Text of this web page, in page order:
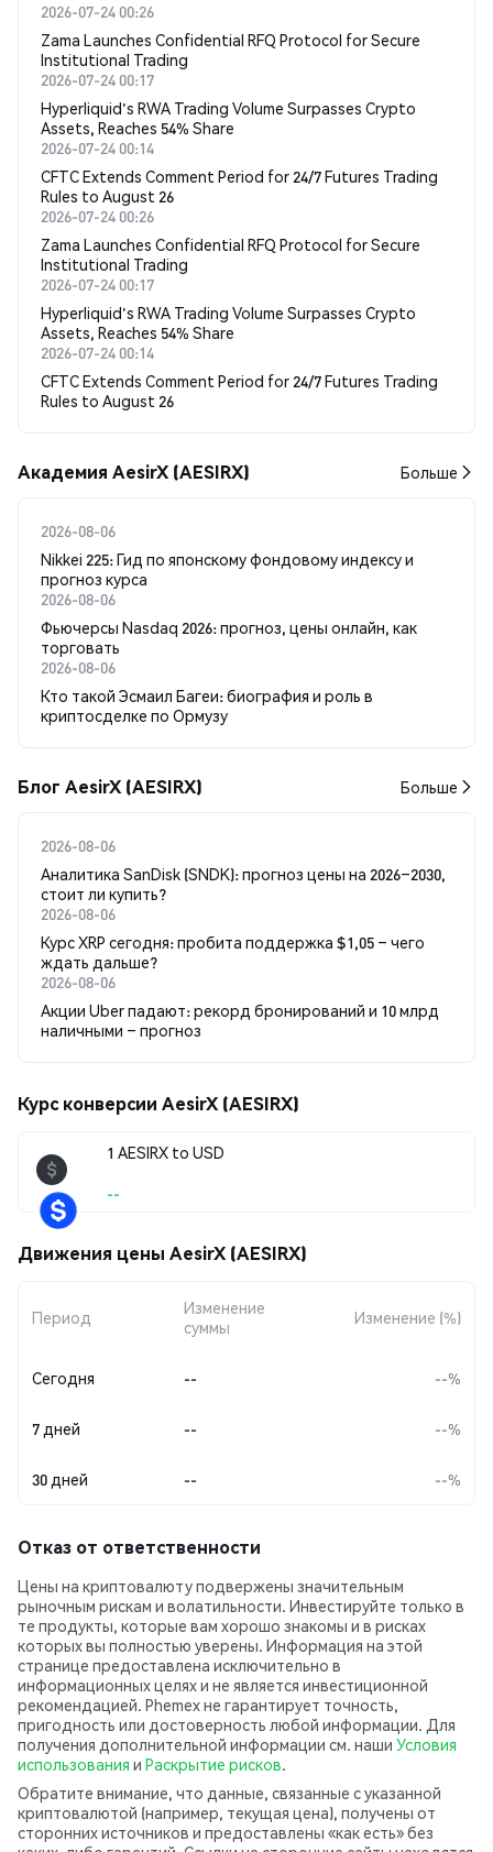
2026-07-24 00:26
Zama Launches Confidential RFQ Protocol for Secure
Institutional Trading
2026-07-24 00:17
Hyperliquid's RWA Trading Volume Surpasses Crypto
Assets, Reaches 54% Share
2026-07-24 00:14
CFTC Extends Comment Period for 24/7 Futures Trading
Rules to August 26
2026-07-24 00:26
Zama Launches Confidential RFQ Protocol for Secure
Institutional Trading
2026-07-24 00:17
Hyperliquid's RWA Trading Volume Surpasses Crypto
Assets, Reaches 54% Share
2026-07-24 00:14
CFTC Extends Comment Period for 24/7 Futures Trading
Rules to August 26
Академия AesirX (AESIRX) Больше
2026-08-06
Nikkei 225: Гид по японскому фондовому индексу и
прогноз курса
2026-08-06
Фьючерсы Nasdaq 2026: прогноз, цены онлайн, как
торговать
2026-08-06
Кто такой Эсмаил Багеи: биография и роль в
криптосделке по Ормузу
Блог AesirX (AESIRX) Больше
2026-08-06
Аналитика SanDisk (SNDK): прогноз цены на 2026–2030,
стоит ли купить?
2026-08-06
Курс XRP сегодня: пробита поддержка $1,05 – чего
ждать дальше?
2026-08-06
Акции Uber падают: рекорд бронирований и 10 млрд
наличными – прогноз
Курс конверсии AesirX (AESIRX)
1 AESIRX to USD
--
Движения цены AesirX (AESIRX)
Период
Изменение
суммы
Изменение (%)
Сегодня -- --%
7 дней -- --%
30 дней -- --%
Отказ от ответственности
Цены на криптовалюту подвержены значительным
рыночным рискам и волатильности. Инвестируйте только в
те продукты, которые вам хорошо знакомы и в рисках
которых вы полностью уверены. Информация на этой
странице предоставлена исключительно в
информационных целях и не является инвестиционной
рекомендацией. Phemex не гарантирует точность,
пригодность или достоверность любой информации. Для
получения дополнительной информации см. наши Условия
использования и Раскрытие рисков.
Обратите внимание, что данные, связанные с указанной
криптовалютой (например, текущая цена), получены от
сторонних источников и предоставлены «как есть» без